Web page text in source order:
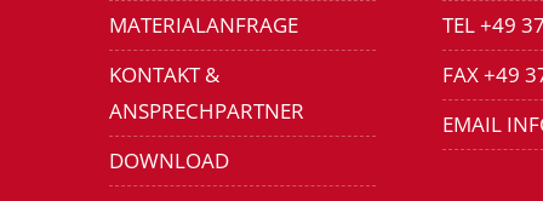
MATERIALANFRAGE
KONTAKT &
ANSPRECHPARTNER
DOWNLOAD
TEL +49
FAX +49
EMAIL